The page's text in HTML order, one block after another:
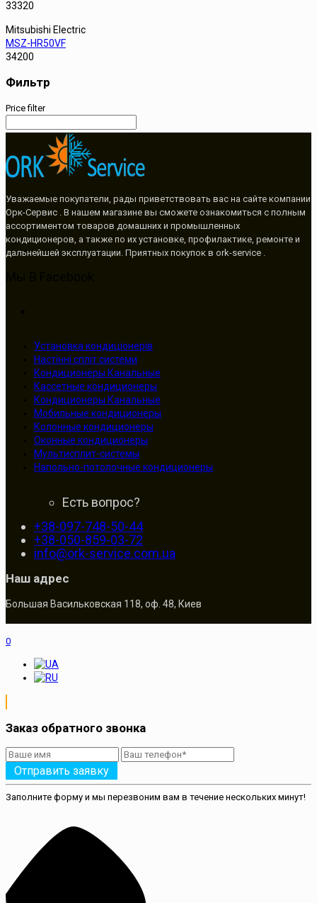
33320
Mitsubishi Electric
MSZ-HR50VF
34200
Фильтр
Price filter
Уважаемые покупатели, рады приветствовать вас на сайте компании
Орк-Сервис . В нашем магазине вы сможете ознакомиться с полным
ассортиментом товаров домашних и промышленных
кондиционеров, а также по их установке, профилактике, ремонте и
дальнейшей эксплуатации. Приятных покупок в ork-service .
Установка кондиціонерів
Настінні спліт системи
Кондиционеры Канальные
Кассетные кондиционеры
Кондиционеры Канальные
Мобильные кондиционеры
Колонные кондиционеры
Оконные кондиционеры
Мультисплит-системы
Напольно-потолочные кондиционеры
Есть вопрос?
+38-097-748-50-44
+38-050-859-03-72
info@ork-service.com.ua
Наш адрес
Большая Васильковская 118, оф. 48, Киев
0
Заказ обратного звонка
Отправить заявку
Заполните форму и мы перезвоним вам в течение нескольких минут!